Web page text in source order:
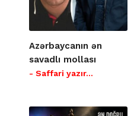
Azərbaycanın ən
savadlı mollası
- Saffari yazır…